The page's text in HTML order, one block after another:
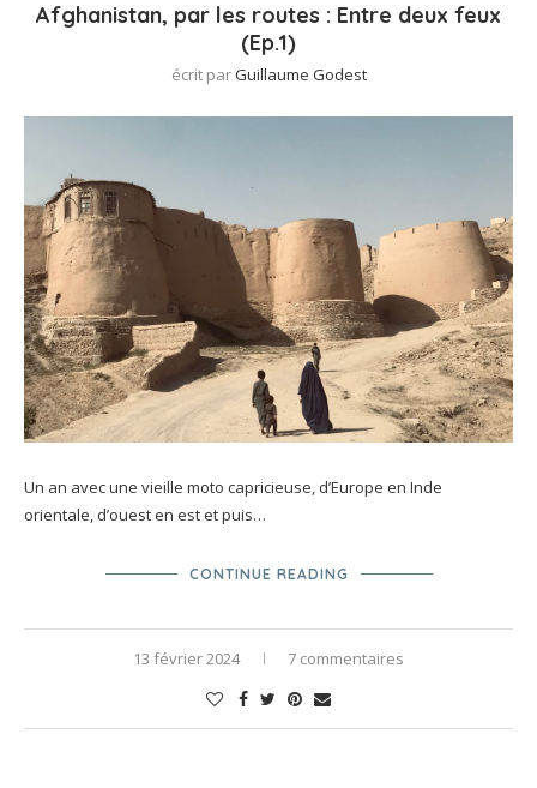
Afghanistan, par les routes : Entre deux feux
(Ep.1)
écrit parGuillaume Godest
Un an avec une vieille moto capricieuse, d’Europe en Inde
orientale, d’ouest en est et puis…
CONTINUE READING
13 février 2024 7 commentaires